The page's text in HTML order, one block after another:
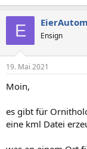
E Ensign
19. Mai 2021
Moin,
es gibt für
eine kml Datei